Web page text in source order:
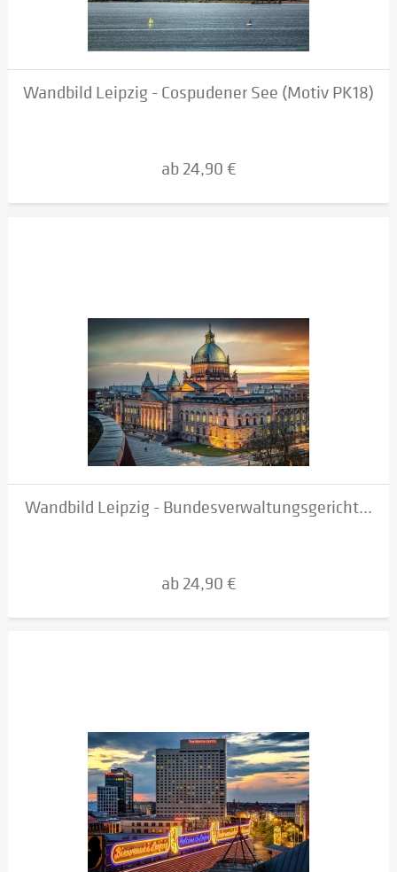
Wandbild Leipzig - Cospudener See (Motiv PK18)
ab 24,90 €
Wandbild Leipzig - Bundesverwaltungsgericht...
ab 24,90 €